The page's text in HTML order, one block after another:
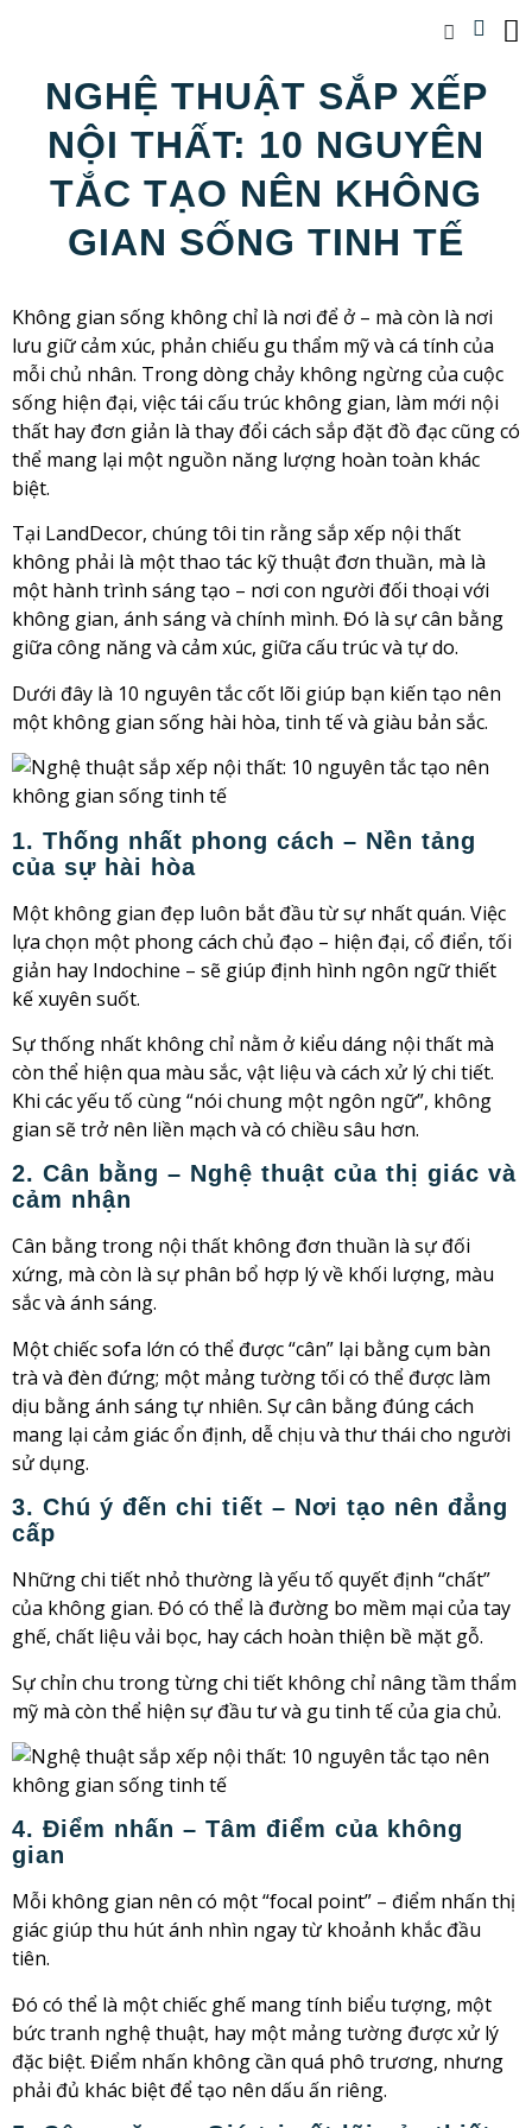
NGHỆ THUẬT SẮP XẾP
NỘI THẤT: 10 NGUYÊN
TẮC TẠO NÊN KHÔNG
GIAN SỐNG TINH TẾ
Không gian sống không chỉ là nơi để ở – mà còn là nơi
lưu giữ cảm xúc, phản chiếu gu thẩm mỹ và cá tính của
mỗi chủ nhân. Trong dòng chảy không ngừng của cuộc
sống hiện đại, việc tái cấu trúc không gian, làm mới nội
thất hay đơn giản là thay đổi cách sắp đặt đồ đạc cũng có
thể mang lại một nguồn năng lượng hoàn toàn khác
biệt.
Tại LandDecor, chúng tôi tin rằng sắp xếp nội thất
không phải là một thao tác kỹ thuật đơn thuần, mà là
một hành trình sáng tạo – nơi con người đối thoại với
không gian, ánh sáng và chính mình. Đó là sự cân bằng
giữa công năng và cảm xúc, giữa cấu trúc và tự do.
Dưới đây là 10 nguyên tắc cốt lõi giúp bạn kiến tạo nên
một không gian sống hài hòa, tinh tế và giàu bản sắc.
1. Thống nhất phong cách – Nền tảng
của sự hài hòa
Một không gian đẹp luôn bắt đầu từ sự nhất quán. Việc
lựa chọn một phong cách chủ đạo – hiện đại, cổ điển, tối
giản hay Indochine – sẽ giúp định hình ngôn ngữ thiết
kế xuyên suốt.
Sự thống nhất không chỉ nằm ở kiểu dáng nội thất mà
còn thể hiện qua màu sắc, vật liệu và cách xử lý chi tiết.
Khi các yếu tố cùng “nói chung một ngôn ngữ”, không
gian sẽ trở nên liền mạch và có chiều sâu hơn.
2. Cân bằng – Nghệ thuật của thị giác và
cảm nhận
Cân bằng trong nội thất không đơn thuần là sự đối
xứng, mà còn là sự phân bổ hợp lý về khối lượng, màu
sắc và ánh sáng.
Một chiếc sofa lớn có thể được “cân” lại bằng cụm bàn
trà và đèn đứng; một mảng tường tối có thể được làm
dịu bằng ánh sáng tự nhiên. Sự cân bằng đúng cách
mang lại cảm giác ổn định, dễ chịu và thư thái cho người
sử dụng.
3. Chú ý đến chi tiết – Nơi tạo nên đẳng
cấp
Những chi tiết nhỏ thường là yếu tố quyết định “chất”
của không gian. Đó có thể là đường bo mềm mại của tay
ghế, chất liệu vải bọc, hay cách hoàn thiện bề mặt gỗ.
Sự chỉn chu trong từng chi tiết không chỉ nâng tầm thẩm
mỹ mà còn thể hiện sự đầu tư và gu tinh tế của gia chủ.
4. Điểm nhấn – Tâm điểm của không
gian
Mỗi không gian nên có một “focal point” – điểm nhấn thị
giác giúp thu hút ánh nhìn ngay từ khoảnh khắc đầu
tiên.
Đó có thể là một chiếc ghế mang tính biểu tượng, một
bức tranh nghệ thuật, hay một mảng tường được xử lý
đặc biệt. Điểm nhấn không cần quá phô trương, nhưng
phải đủ khác biệt để tạo nên dấu ấn riêng.